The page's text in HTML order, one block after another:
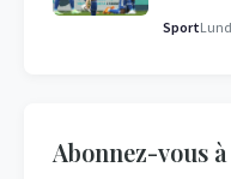
Sport
Abonnez-vous